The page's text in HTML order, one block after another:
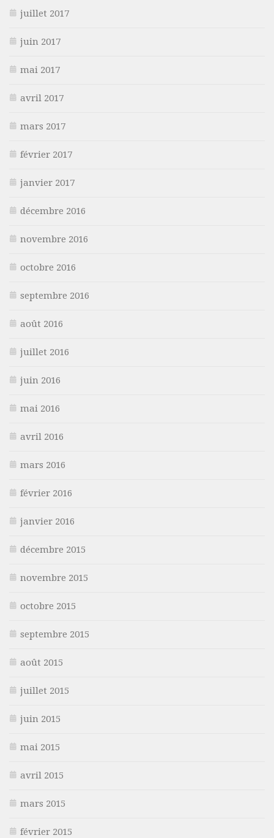
juillet 2017
juin 2017
mai 2017
avril 2017
mars 2017
février 2017
janvier 2017
décembre 2016
novembre 2016
octobre 2016
septembre 2016
août 2016
juillet 2016
juin 2016
mai 2016
avril 2016
mars 2016
février 2016
janvier 2016
décembre 2015
novembre 2015
octobre 2015
septembre 2015
août 2015
juillet 2015
juin 2015
mai 2015
avril 2015
mars 2015
février 2015